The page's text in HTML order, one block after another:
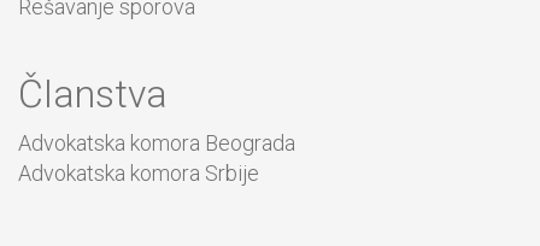
Rešavanje sporova
Članstva
Advokatska komora Beograda
Advokatska komora Srbije